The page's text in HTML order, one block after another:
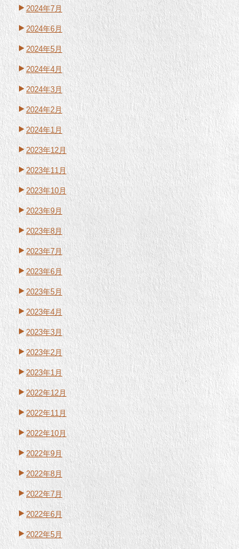
2024年7月
2024年6月
2024年5月
2024年4月
2024年3月
2024年2月
2024年1月
2023年12月
2023年11月
2023年10月
2023年9月
2023年8月
2023年7月
2023年6月
2023年5月
2023年4月
2023年3月
2023年2月
2023年1月
2022年12月
2022年11月
2022年10月
2022年9月
2022年8月
2022年7月
2022年6月
2022年5月